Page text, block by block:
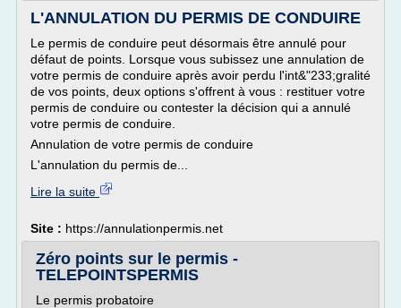
L'ANNULATION DU PERMIS DE CONDUIRE
Le permis de conduire peut désormais être annulé pour
défaut de points. Lorsque vous subissez une annulation de
votre permis de conduire après avoir perdu l'int&"233;gralité
de vos points, deux options s'offrent à vous : restituer votre
permis de conduire ou contester la décision qui a annulé
votre permis de conduire.
Annulation de votre permis de conduire
L'annulation du permis de...
Lire la suite
Site : https://annulationpermis.net
Zéro points sur le permis -
TELEPOINTSPERMIS
Le permis probatoire